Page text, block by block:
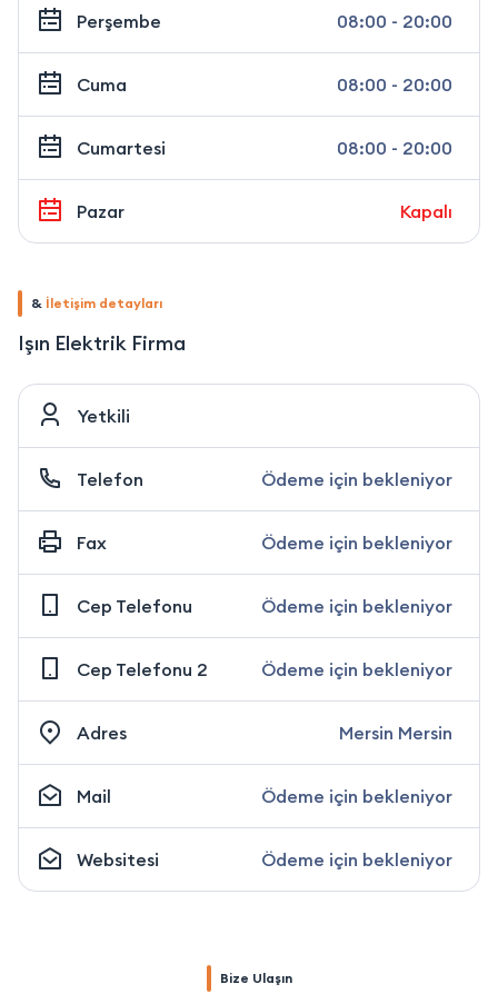
Perşembe 08:00 - 20:00
Cuma 08:00 - 20:00
Cumartesi 08:00 - 20:00
Pazar Kapalı
& İletişim detayları
Işın Elektrik Firma
Yetkili
Telefon Ödeme için bekleniyor
Fax Ödeme için bekleniyor
Cep Telefonu Ödeme için bekleniyor
Cep Telefonu 2 Ödeme için bekleniyor
Adres Mersin Mersin
Mail Ödeme için bekleniyor
Websitesi Ödeme için bekleniyor
Bize Ulaşın